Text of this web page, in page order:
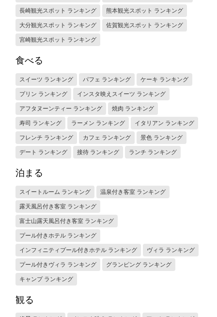
長崎観光スポット ランキング 熊本観光スポット ランキング
大分観光スポット ランキング 佐賀観光スポット ランキング
宮崎観光スポット ランキング
食べる
スイーツ ランキング パフェ ランキング ケーキ ランキング
プリン ランキング インスタ映えスイーツ ランキング
アフタヌーンティー ランキング 焼肉 ランキング
寿司 ランキング ラーメン ランキング イタリアン ランキング
フレンチ ランキング カフェ ランキング 景色 ランキング
デート ランキング 接待 ランキング ランチ ランキング
泊まる
スイートルーム ランキング 温泉付き客室 ランキング
露天風呂付き客室 ランキング
富士山露天風呂付き客室 ランキング
プール付きホテル ランキング
インフィニティプール付きホテル ランキング ヴィラ ランキング
プール付きヴィラ ランキング グランピング ランキング
キャンプ ランキング
観る